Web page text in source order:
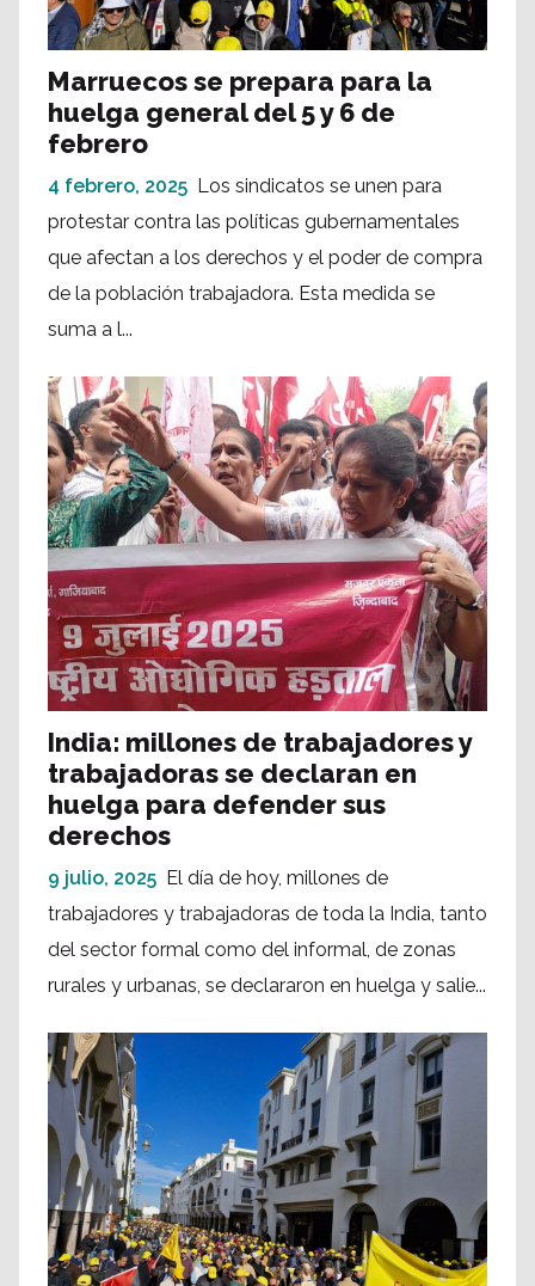
Marruecos se prepara para la
huelga general del 5 y 6 de
febrero
4 febrero, 2025 Los sindicatos se unen para
protestar contra las políticas gubernamentales
que afectan a los derechos y el poder de compra
de la población trabajadora. Esta medida se
suma a l...
India: millones de trabajadores y
trabajadoras se declaran en
huelga para defender sus
derechos
9 julio, 2025 El día de hoy, millones de
trabajadores y trabajadoras de toda la India, tanto
del sector formal como del informal, de zonas
rurales y urbanas, se declararon en huelga y salie...